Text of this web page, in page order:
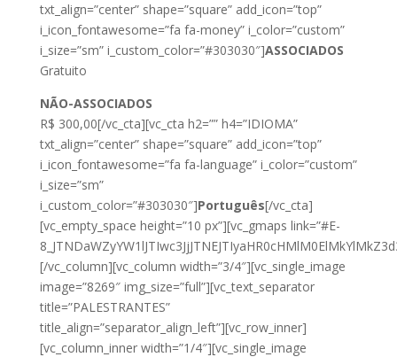
txt_align=”center” shape=”square” add_icon=”top”
i_icon_fontawesome=”fa fa-money” i_color=”custom”
i_size=”sm” i_custom_color=”#303030″]ASSOCIADOS
Gratuito
NÃO-ASSOCIADOS
R$ 300,00[/vc_cta][vc_cta h2=”” h4=”IDIOMA”
txt_align=”center” shape=”square” add_icon=”top”
i_icon_fontawesome=”fa fa-language” i_color=”custom”
i_size=”sm”
i_custom_color=”#303030″]Português[/vc_cta]
[vc_empty_space height=”10 px”][vc_gmaps link=”#E-
[/vc_column][vc_column width=”3/4″][vc_single_image
image=”8269″ img_size=”full”][vc_text_separator
title=”PALESTRANTES”
title_align=”separator_align_left”][vc_row_inner]
[vc_column_inner width=”1/4″][vc_single_image